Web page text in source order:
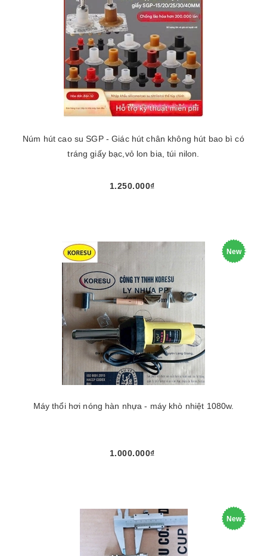
Núm hút cao su SGP - Giác hút chân không hút bao bì có
tráng giấy bạc,vỏ lon bia, túi nilon.
1.250.000₫
New
Máy thổi hơi nóng hàn nhựa - máy khò nhiệt 1080w.
1.000.000₫
New